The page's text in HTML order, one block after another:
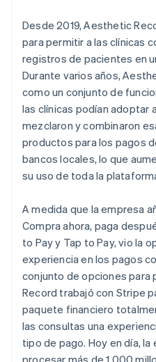
Desde 2019, Aesthetic
para permitir a las clínicas
registros de pacientes en
Durante varios años,
como un conjunto de
las clínicas podían adoptar
mezclaron y combinaron
productos para los pagos
bancos locales, lo que
su uso de toda la
A medida que la empresa
Compra ahora, paga
to Pay y Tap to Pay, vio la
experiencia en los pagos
conjunto de opciones para
Record trabajó con Stripe
paquete financiero
las consultas una
tipo de pago. Hoy en día,
procesar más de 1.000